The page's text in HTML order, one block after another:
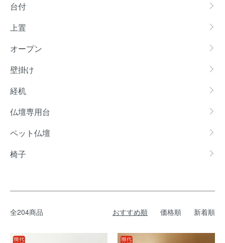
台付
上置
オープン
壁掛け
経机
仏壇専用台
ペット仏壇
椅子
全204商品 おすすめ順 価格順 新着順